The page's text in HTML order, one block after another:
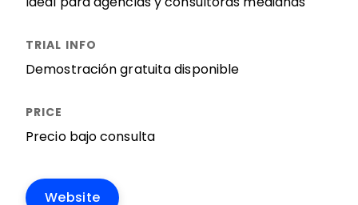
Demostración gratuita disponible
Precio bajo consulta
Website